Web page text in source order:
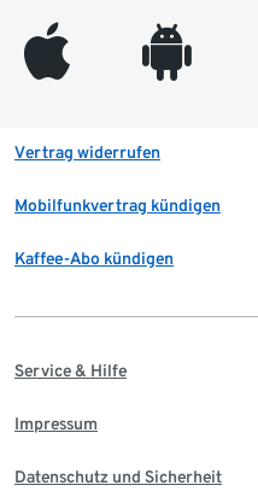
appleinc android
Vertrag widerrufen
Mobilfunkvertrag kündigen
Kaffee-Abo kündigen
Service & Hilfe
Impressum
Datenschutz und Sicherheit